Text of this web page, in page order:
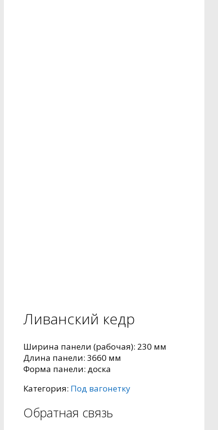
Ливанский кедр
Ширина панели (рабочая): 230 мм
Длина панели: 3660 мм
Форма панели: доска
Категория: Под вагонетку
Обратная связь